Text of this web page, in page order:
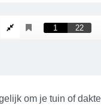
om je tuin of